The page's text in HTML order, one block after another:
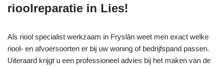
rioolreparatie in Lies!
Als riool specialist werkzaam in Fryslân weet men exact welke
riool- en afvoersoorten er bij uw woning of bedrijfspand passen.
Uiteraard krijgt u een professioneel advies bij het maken van de